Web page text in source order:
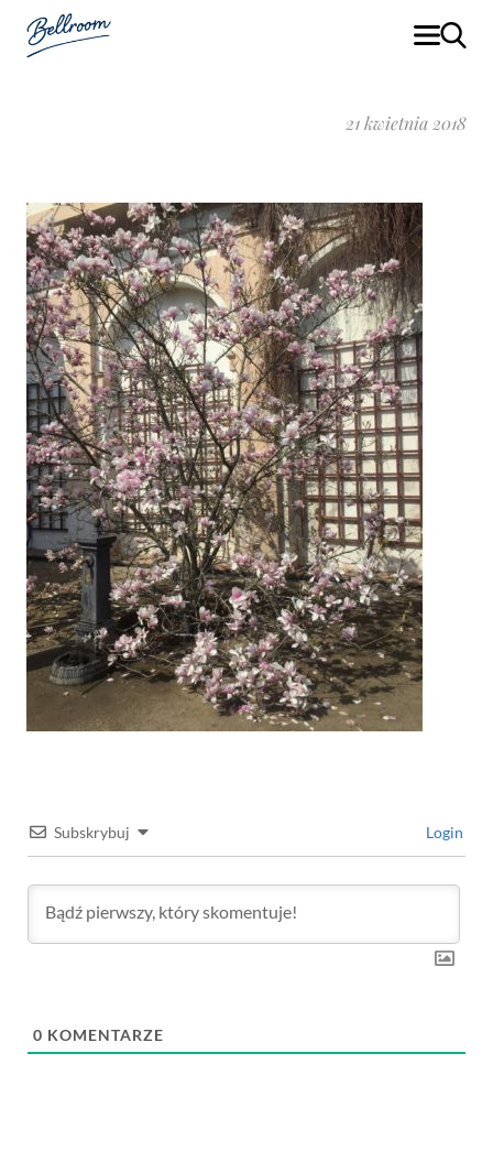
21 kwietnia 2018
Subskrybuj Login
0 KOMENTARZE